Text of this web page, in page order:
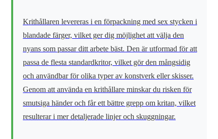
Krithållaren levereras i en förpackning med sex stycken i
blandade färger, vilket ger dig möjlighet att välja den
nyans som passar ditt arbete bäst. Den är utformad för att
passa de flesta standardkritor, vilket gör den mångsidig
och användbar för olika typer av konstverk eller skisser.
Genom att använda en krithållare minskar du risken för
smutsiga händer och får ett bättre grepp om kritan, vilket
resulterar i mer detaljerade linjer och skuggningar.